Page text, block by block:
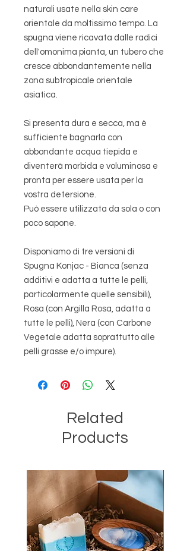
naturali usate nella skin care
orientale da moltissimo tempo. La
spugna viene ricavata dalle radici
dell'omonima pianta, un tubero che
cresce abbondantemente nella
zona subtropicale orientale
asiatica.
Si presenta dura e secca, ma è
sufficiente bagnarla con
abbondante acqua tiepida e
diventerà morbida e voluminosa e
pronta per essere usata per la
vostra detersione.
Può essere utilizzata da sola o con
poco sapone.
Disponiamo di tre versioni di
Spugna Konjac - Bianca (senza
additivi e adatta a tutte le pelli,
particolarmente quelle sensibili),
Rosa (con Argilla Rosa, adatta a
tutte le pelli), Nera (con Carbone
Vegetale adatta soprattutto alle
pelli grasse e/o impure).
Related
Products